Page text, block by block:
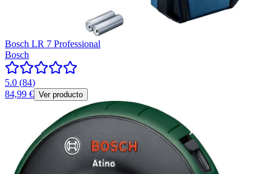
Bosch LR 7 Professional
Bosch
5.0 (84)
84,99 € Ver producto